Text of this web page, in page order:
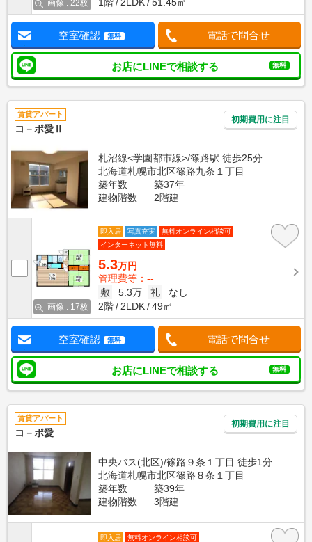
画像 : 22枚
空室確認 無料 電話で問合せ
お店にLINEで相談する 無料
賃貸アパート
コ－ポ愛Ⅱ
初期費用に注目
札沼線<学園都市線>/篠路駅 徒歩25分
北海道札幌市北区篠路九条１丁目
築年数
築37年
建物階数
2階建
画像 : 17枚
即入居 写真充実
無料オンライン相談可
インターネット無料
5.3万円
管理費等：--
敷
5.3万 礼
なし
2階
2LDK 49㎡
空室確認 無料 電話で問合せ
お店にLINEで相談する 無料
賃貸アパート
コ－ポ愛
初期費用に注目
中央バス(北区)/篠路９条１丁目 徒歩1分
北海道札幌市北区篠路８条１丁目
築年数
築39年
建物階数
3階建
即入居 無料オンライン相談可